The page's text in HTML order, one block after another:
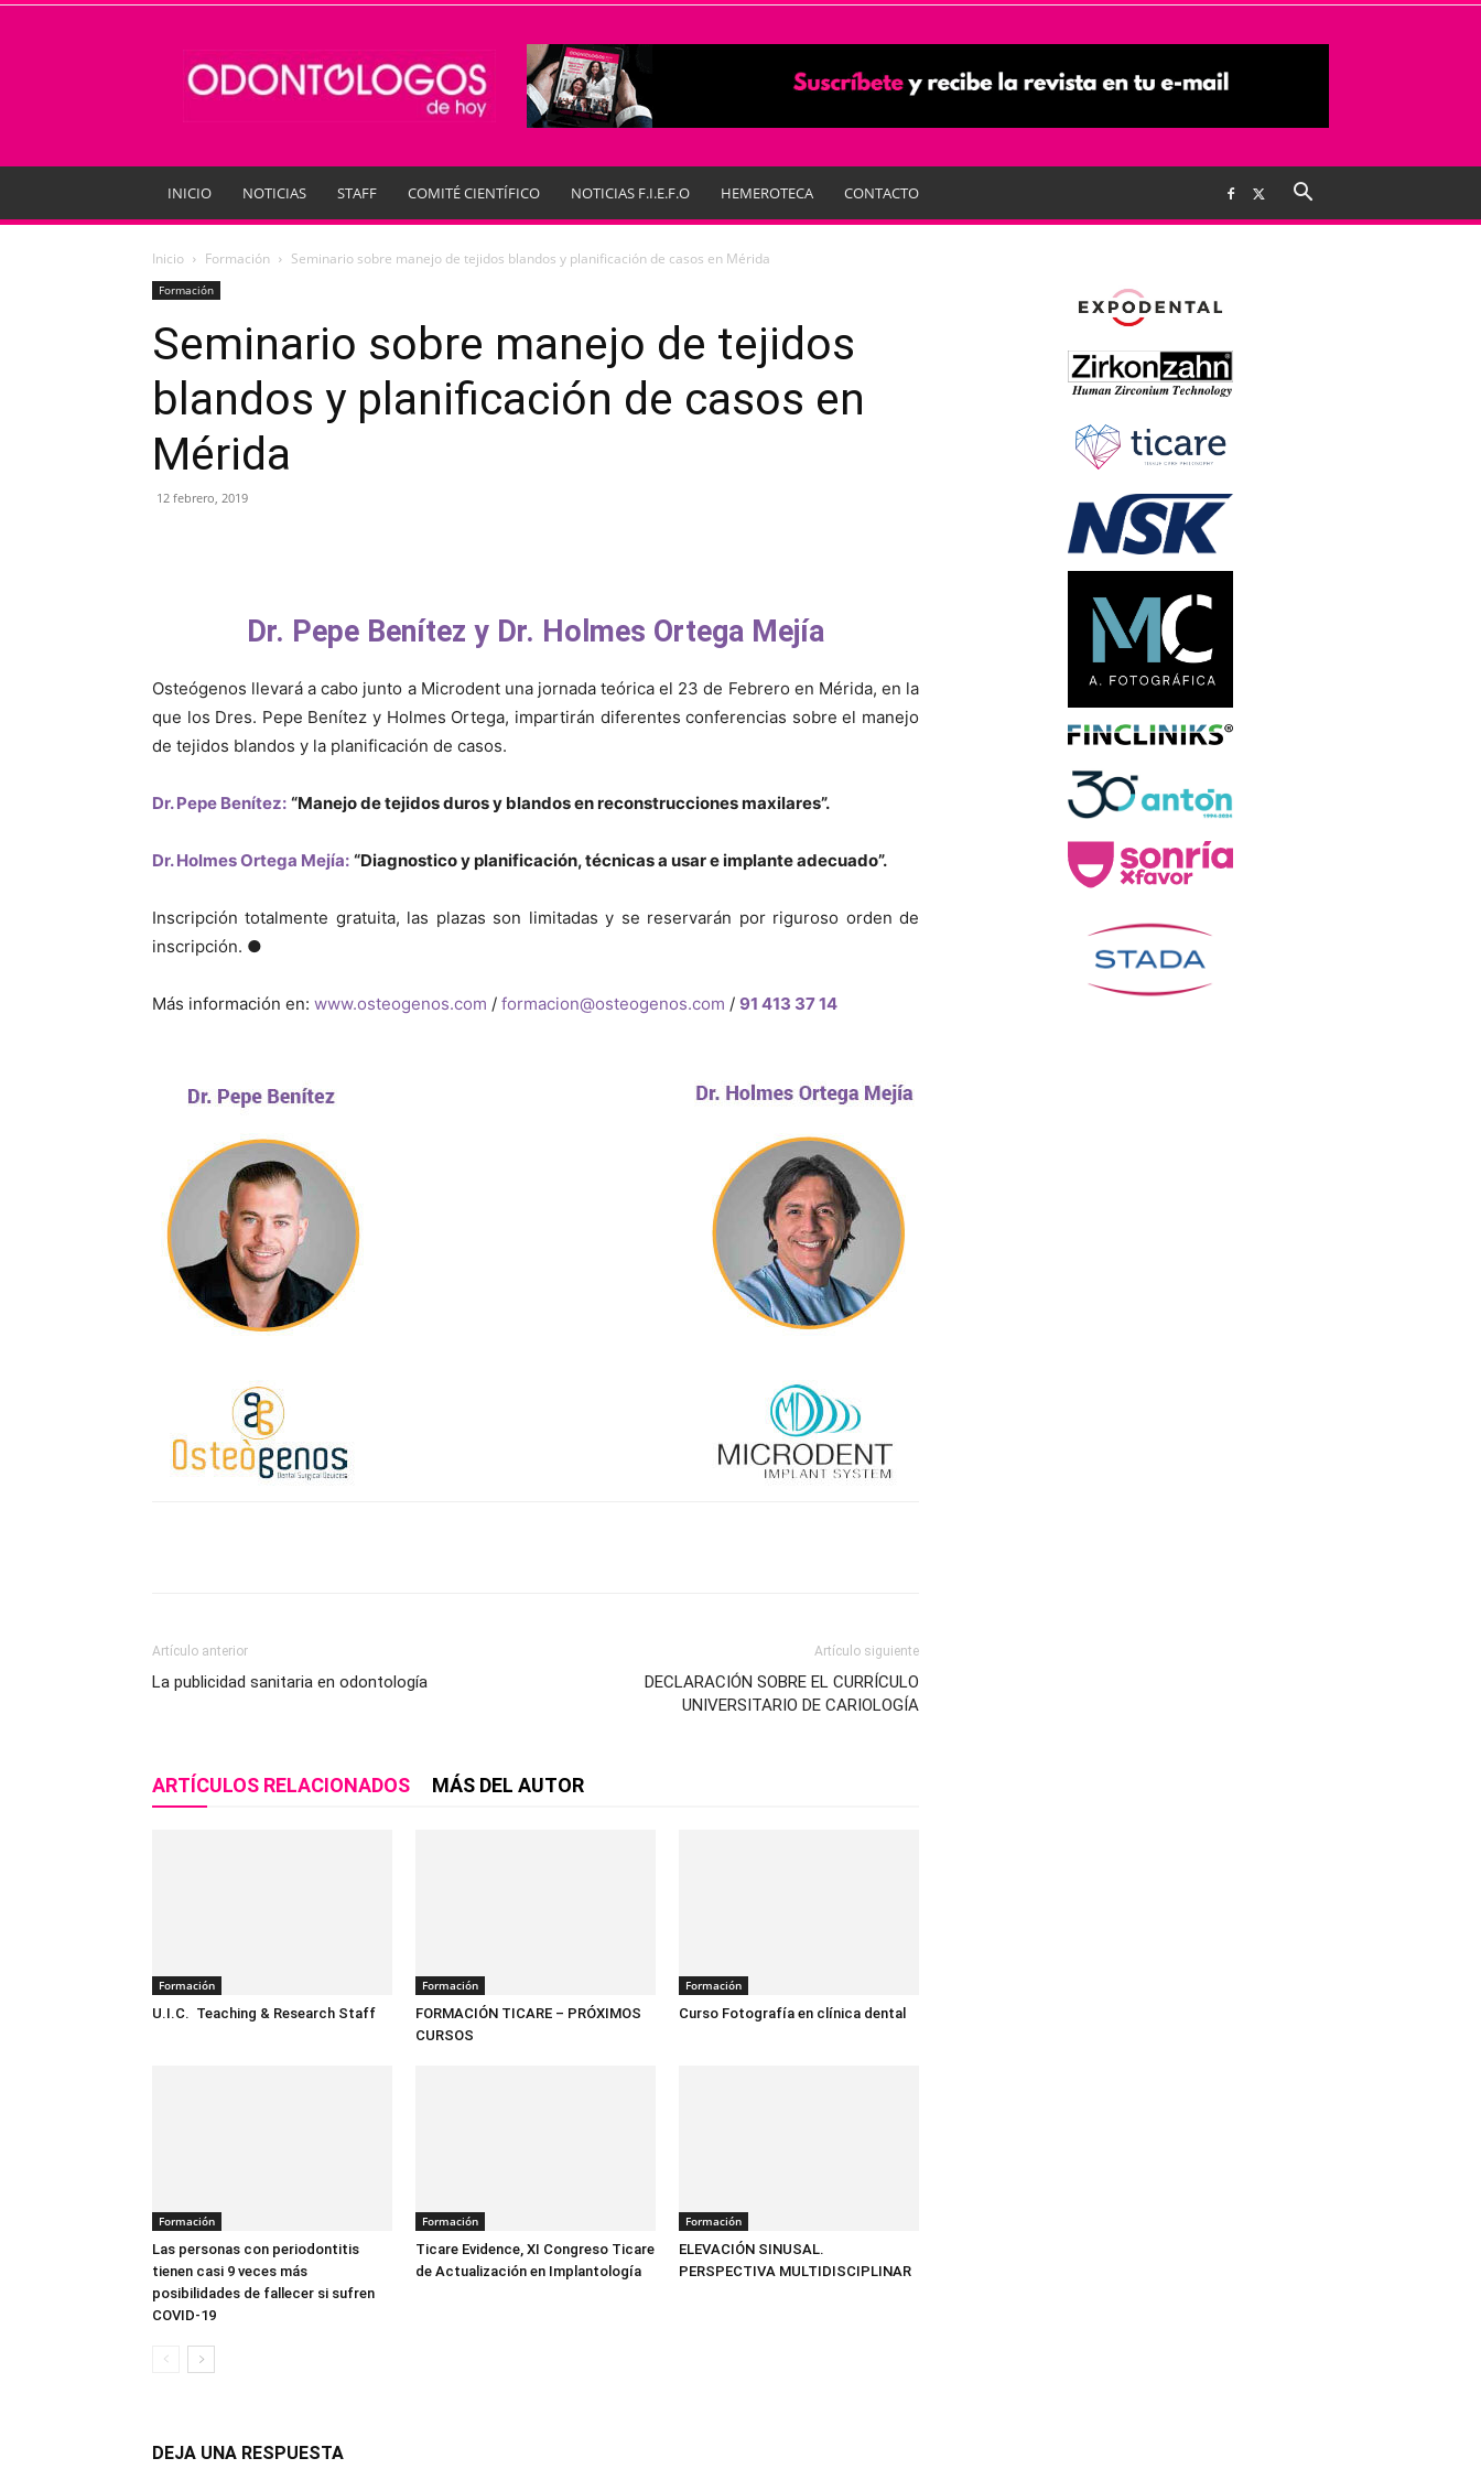
de
Hoy
INICIO NOTICIAS STAFF COMITÉ CIENTÍFICO NOTICIAS F.I.E.F.O HEMEROTECA CONTACTO
Inicio Formación Seminario sobre manejo de tejidos blandos y planificación de casos en Mérida
Formación
Seminario sobre manejo de tejidos
blandos y planificación de casos en
Mérida
12 febrero, 2019
Dr. Pepe Benítez y Dr. Holmes Ortega Mejía
Osteógenos llevará a cabo junto a Microdent una jornada teórica el 23 de Febrero en Mérida, en la
que los Dres. Pepe Benítez y Holmes Ortega, impartirán diferentes conferencias sobre el manejo
de tejidos blandos y la planificación de casos.
Dr. Pepe Benítez: “Manejo de tejidos duros y blandos en reconstrucciones maxilares”.
Dr. Holmes Ortega Mejía: “Diagnostico y planificación, técnicas a usar e implante adecuado”.
Inscripción totalmente gratuita, las plazas son limitadas y se reservarán por riguroso orden de
inscripción. ●
Más información en: www.osteogenos.com / formacion@osteogenos.com / 91 413 37 14
Artículo anterior
La publicidad sanitaria en odontología
Artículo siguiente
DECLARACIÓN SOBRE EL CURRÍCULO
UNIVERSITARIO DE CARIOLOGÍA
ARTÍCULOS RELACIONADOS MÁS DEL AUTOR
Formación
U.I.C. Teaching & Research Staff
Formación
FORMACIÓN TICARE – PRÓXIMOS
CURSOS
Formación
Curso Fotografía en clínica dental
Formación
Las personas con periodontitis
tienen casi 9 veces más
posibilidades de fallecer si sufren
COVID-19
Formación
Ticare Evidence, XI Congreso Ticare
de Actualización en Implantología
Formación
ELEVACIÓN SINUSAL.
PERSPECTIVA MULTIDISCIPLINAR
DEJA UNA RESPUESTA